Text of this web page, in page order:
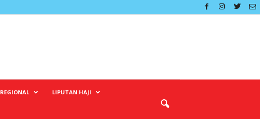
REGIONAL LIPUTAN HAJI